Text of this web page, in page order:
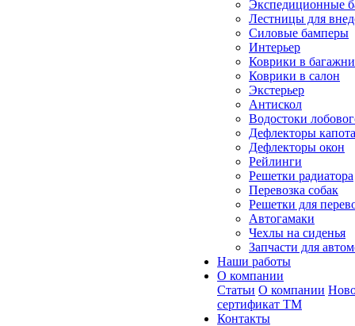
Экспедиционные
Лестницы для
Силовые бамперы
Интерьер
Коврики в
Коврики в салон
Экстерьер
Антискол
Водостоки
Дефлекторы капота
Дефлекторы окон
Рейлинги
Решетки радиатора
Перевозка собак
Решетки для
Автогамаки
Чехлы на сиденья
Запчасти для
Наши работы
О компании
Статьи О компании
сертификат ТМ
Контакты